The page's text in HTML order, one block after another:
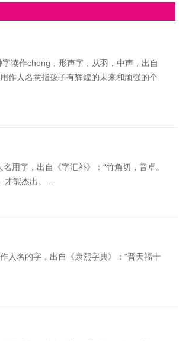
读作chōng，形声字，从羽，中声，出自
作人名意指孩子有辉煌的未来和顽强的个
用字，出自《字汇补》：“竹角切，音卓。
能杰出。...
人名的字，出自《康熙字典》：“晋天福十